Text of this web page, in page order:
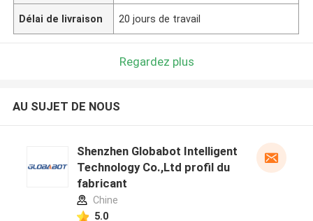
Délai de livraison 20 jours de travail
Regardez plus
AU SUJET DE NOUS
Shenzhen Globabot Intelligent
Technology Co.,Ltd profil du
fabricant
Chine
5.0